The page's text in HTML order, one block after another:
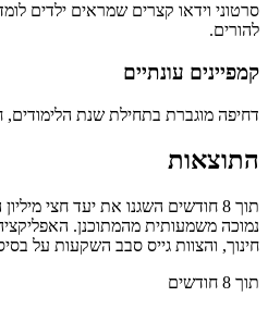
סרטוני וידאו קצרים שמראים ילדים
להורים.
קמפיינים עונתיים
דחיפה מוגברת בתחילת שנת הלימודים,
התוצאות
תוך 8 חודשים השגנו את יעד חצי
חינוך, והצוות גייס סבב השקעות על
תוך 8 חודשים